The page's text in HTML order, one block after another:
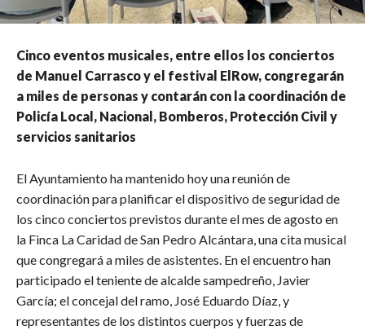
Cinco eventos musicales, entre ellos los conciertos
de Manuel Carrasco y el festival ElRow, congregarán
a miles de personas y contarán con la coordinación de
Policía Local, Nacional, Bomberos, Protección Civil y
servicios sanitarios
El Ayuntamiento ha mantenido hoy una reunión de
coordinación para planificar el dispositivo de seguridad de
los cinco conciertos previstos durante el mes de agosto en
la Finca La Caridad de San Pedro Alcántara, una cita musical
que congregará a miles de asistentes. En el encuentro han
participado el teniente de alcalde sampedreño, Javier
García; el concejal del ramo, José Eduardo Díaz, y
representantes de los distintos cuerpos y fuerzas de